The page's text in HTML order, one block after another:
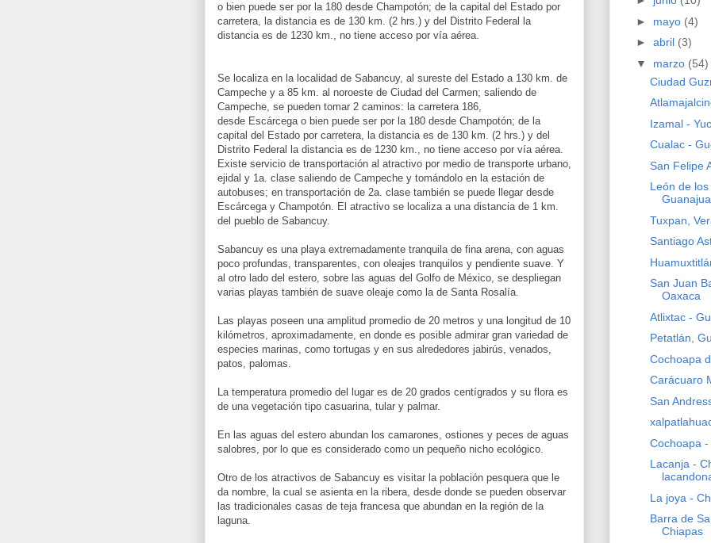
o bien puede ser por la 180 desde Champotón; de la capital del Estado por
carretera, la distancia es de 130 km. (2 hrs.) y del Distrito Federal la
distancia es de 1230 km., no tiene acceso por vía aérea.
Se localiza en la localidad de Sabancuy, al sureste del Estado a 130 km. de
Campeche y a 85 km. al noroeste de Ciudad del Carmen; saliendo de
Campeche, se pueden tomar 2 caminos: la carretera 186,
desde Escárcega o bien puede ser por la 180 desde Champotón; de la
capital del Estado por carretera, la distancia es de 130 km. (2 hrs.) y del
Distrito Federal la distancia es de 1230 km., no tiene acceso por vía aérea.
Existe servicio de transportación al atractivo por medio de transporte urbano,
ejidal y 1a. clase saliendo de Campeche y tomándolo en la estación de
autobuses; en transportación de 2a. clase también se puede llegar desde
Escárcega y Champotón. El atractivo se localiza a una distancia de 1 km.
del pueblo de Sabancuy.
Sabancuy es una playa extremadamente tranquila de fina arena, con aguas
poco profundas, transparentes, con oleajes tranquilos y pendiente suave. Y
al otro lado del estero, sobre las aguas del Golfo de México, se despliegan
varias playas también de suave oleaje como la de Santa Rosalía.
Las playas poseen una amplitud promedio de 20 metros y una longitud de 10
kilómetros, aproximadamente, en donde es posible admirar gran variedad de
especies marinas, como tortugas y en sus alrededores jabirús, venados,
patos, palomas.
La temperatura promedio del lugar es de 20 grados centígrados y su flora es
de una vegetación tipo casuarina, tular y palmar.
En las aguas del estero abundan los camarones, ostiones y peces de aguas
salobres, por lo que es considerado como un pequeño nicho ecológico.
Otro de los atractivos de Sabancuy es visitar la población pesquera que le
da nombre, la cual se asienta en la ribera, desde donde se pueden observar
las tradicionales casas de teja francesa que abundan en la región de la
laguna.
► mayo (4)
► abril (3)
▼ marzo (54)
Ciudad
Izamal -
Cualac -
San Felipe
León de
Tuxpan,
Santiago
San Juan
Oaxaca
Atlixtac -
Petatlán,
Cochoapa
Carácuaro
San
Cochoapa
Lacanja -
La joya -
Barra de
Chiapas